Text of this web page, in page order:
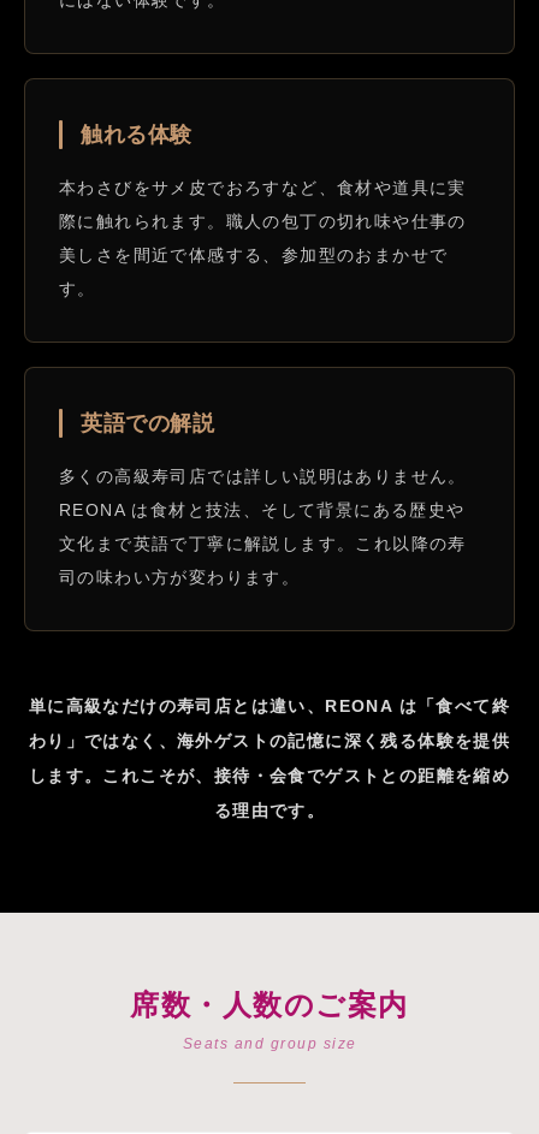
触れる体験
本わさびをサメ皮でおろすなど、食材や道具に実
際に触れられます。職人の包丁の切れ味や仕事の
美しさを間近で体感する、参加型のおまかせで
す。
英語での解説
多くの高級寿司店では詳しい説明はありません。
REONA は食材と技法、そして背景にある歴史や
文化まで英語で丁寧に解説します。これ以降の寿
司の味わい方が変わります。
単に高級なだけの寿司店とは違い、REONA は「食べて終
わり」ではなく、海外ゲストの記憶に深く残る体験を提供
します。これこそが、接待・会食でゲストとの距離を縮め
る理由です。
席数・人数のご案内
Seats and group size